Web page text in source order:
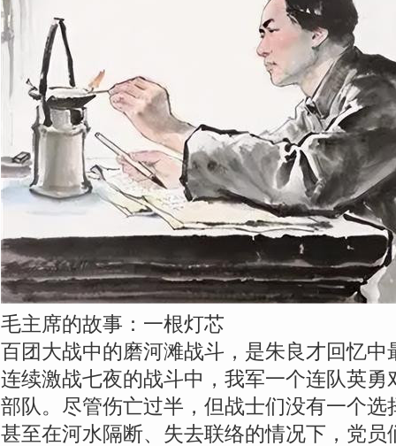
毛主席的故事：一根灯芯
百团大战中的磨河滩战斗，是朱良才回忆
连续激战七夜的战斗中，我军一个连队英勇
部队。尽管伤亡过半，但战士们没有一个选
甚至在河水隔断、失去联络的情况下，党